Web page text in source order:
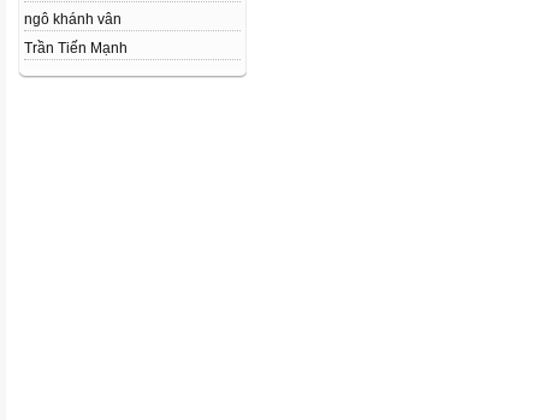
ngô khánh vân
Trần Tiến Mạnh